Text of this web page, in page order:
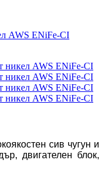
сив чугун и
двигателен блок,